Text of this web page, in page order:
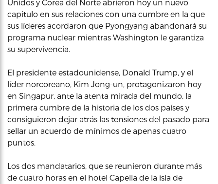
Unidos y Corea del Norte abrieron hoy un nuevo
capitulo en sus relaciones con una cumbre en la que
sus líderes acordaron que Pyongyang abandonará su
programa nuclear mientras Washington le garantiza
su supervivencia.
El presidente estadounidense, Donald Trump, y el
líder norcoreano, Kim Jong-un, protagonizaron hoy
en Singapur, ante la atenta mirada del mundo, la
primera cumbre de la historia de los dos países y
consiguieron dejar atrás las tensiones del pasado para
sellar un acuerdo de mínimos de apenas cuatro
puntos.
Los dos mandatarios, que se reunieron durante más
de cuatro horas en el hotel Capella de la isla de